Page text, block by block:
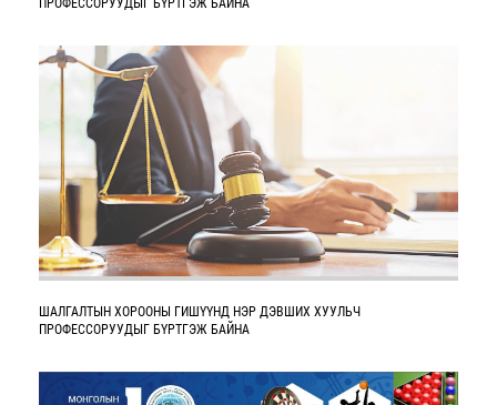
ПРОФЕССОРУУДЫГ БҮРТГЭЖ БАЙНА
ШАЛГАЛТЫН ХОРООНЫ ГИШҮҮНД НЭР ДЭВШИХ ХУУЛЬЧ
ПРОФЕССОРУУДЫГ БҮРТГЭЖ БАЙНА